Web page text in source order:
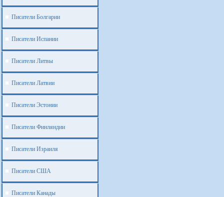
Писатели Болгарии
Писатели Испании
Писатели Литвы
Писатели Латвии
Писатели Эстонии
Писатели Финляндии
Писатели Израиля
Писатели США
Писатели Канады